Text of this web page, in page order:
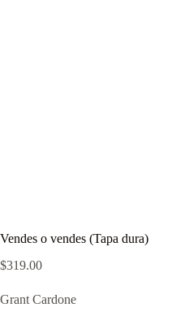
Vendes o vendes (Tapa dura)
$319.00
Grant Cardone